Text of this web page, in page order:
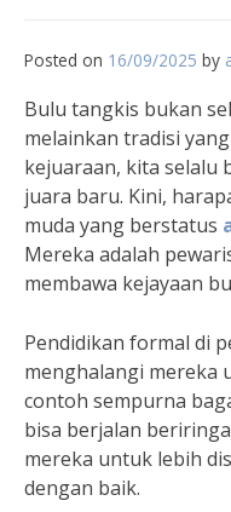
Posted on 16/09/2025 by
Bulu tangkis bukan
melainkan tradisi
kejuaraan, kita selalu
juara baru. Kini,
muda yang berstatus
Mereka adalah
membawa kejayaan
Pendidikan formal di
menghalangi mereka
contoh sempurna
bisa berjalan
mereka untuk lebih
dengan baik.